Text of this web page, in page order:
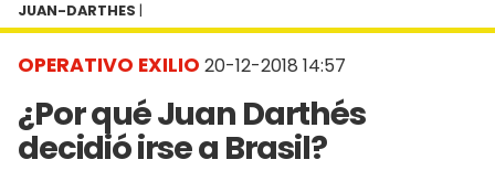
OPERATIVO EXILIO 20-12-2018 14:57
¿Por qué Juan Darthés
decidió irse a Brasil?
JUAN-DARTHES |